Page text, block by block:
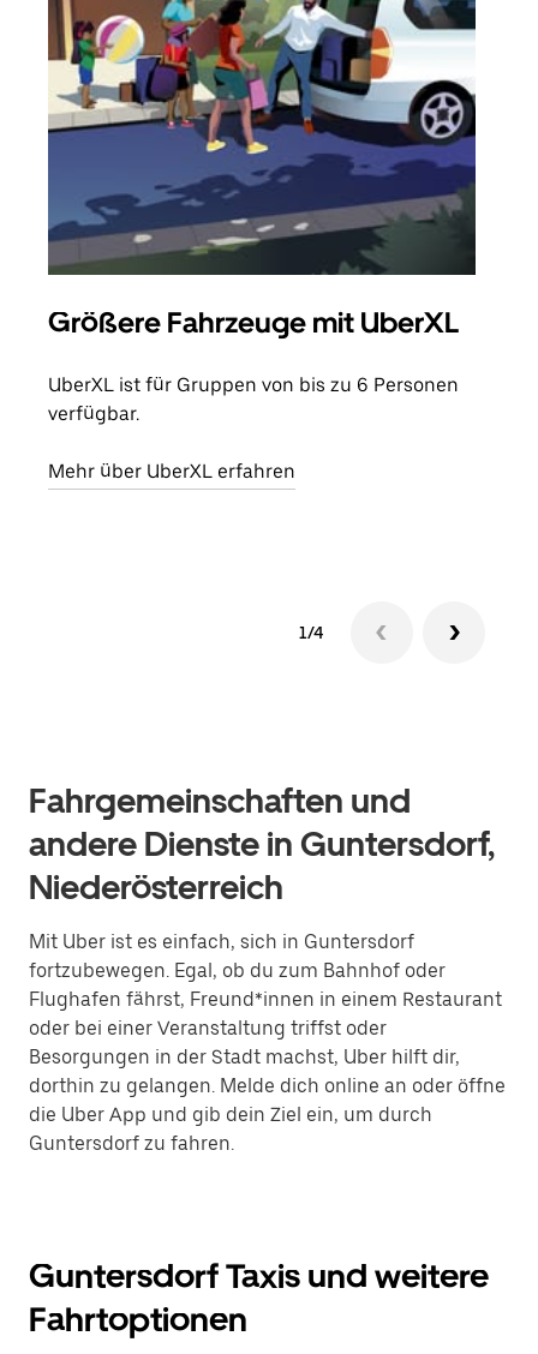
Größere Fahrzeuge mit UberXL
UberXL ist für Gruppen von bis zu 6 Personen
verfügbar.
Mehr über UberXL erfahren
1/4
Fahrgemeinschaften und
andere Dienste in Guntersdorf,
Niederösterreich
Mit Uber ist es einfach, sich in Guntersdorf
fortzubewegen. Egal, ob du zum Bahnhof oder
Flughafen fährst, Freund*innen in einem Restaurant
oder bei einer Veranstaltung triffst oder
Besorgungen in der Stadt machst, Uber hilft dir,
dorthin zu gelangen. Melde dich online an oder öffne
die Uber App und gib dein Ziel ein, um durch
Guntersdorf zu fahren.
Guntersdorf Taxis und weitere
Fahrtoptionen